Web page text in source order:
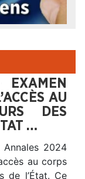
AU
DES
…
2024
au corps
de l’État. Ce